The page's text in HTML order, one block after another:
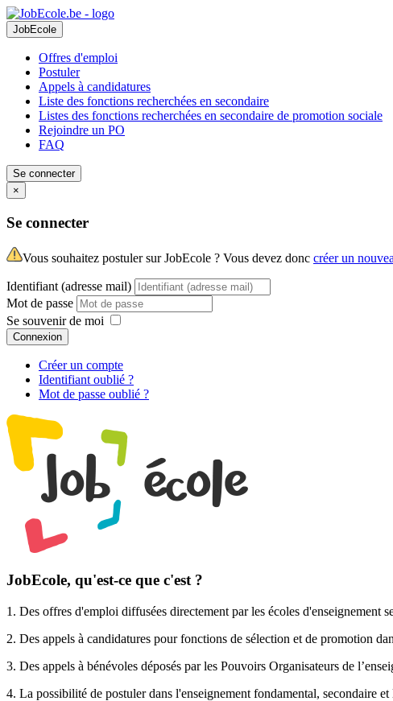
JobEcole
Offres d'emploi
Postuler
Appels à candidatures
Liste des fonctions recherchées en secondaire
Listes des fonctions recherchées en secondaire de promotion sociale
Rejoindre un PO
FAQ
Se connecter
×
Se connecter
Vous souhaitez postuler sur JobEcole ? Vous devez donc créer un
Identifiant (adresse mail)
Mot de passe
Se souvenir de moi
Connexion
Créer un compte
Identifiant oublié ?
Mot de passe oublié ?
JobEcole, qu'est-ce que c'est ?
1. Des offres d'emploi diffusées directement par les écoles d'enseignement
2. Des appels à candidatures pour fonctions de sélection et de promotion
3. Des appels à bénévoles déposés par les Pouvoirs Organisateurs de
4. La possibilité de postulerdans l'enseignement fondamental, secondaire